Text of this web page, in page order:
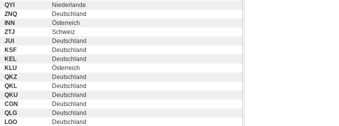
QYI
Niederlande
ZNQ
Deutschland
INN
Österreich
ZTJ
Schweiz
JUI
Deutschland
KSF
Deutschland
KEL
Deutschland
KLU
Österreich
QKZ
Deutschland
QKL
Deutschland
QKU
Deutschland
CGN
Deutschland
QLG
Deutschland
LGO
Deutschland